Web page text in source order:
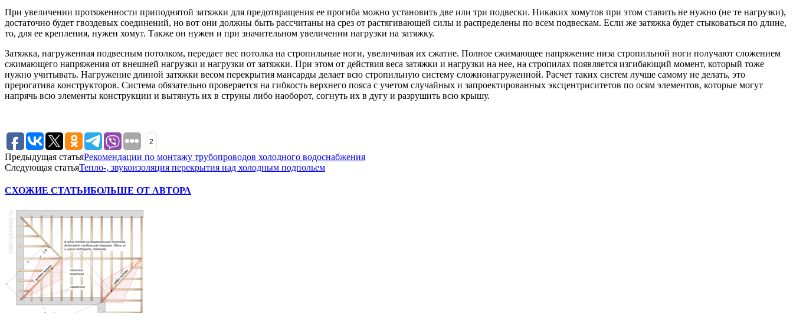
При увеличении протяженности приподнятой затяжки для предотвращения ее прогиба можно установить две или три подвески. Никаких хомутов при этом ставить не нужно (не те нагрузки),
достаточно будет гвоздевых соединений, но вот они должны быть рассчитаны на срез от растягивающей силы и распределены по всем подвескам. Если же затяжка будет стыковаться по длине,
то, для ее крепления, нужен хомут. Также он нужен и при значительном увеличении нагрузки на затяжку.
Затяжка, нагруженная подвесным потолком, передает вес потолка на стропильные ноги, увеличивая их сжатие. Полное сжимающее напряжение низа стропильной ноги получают сложением
сжимающего напряжения от внешней нагрузки и нагрузки от затяжки. При этом от действия веса затяжки и нагрузки на нее, на стропилах появляется изгибающий момент, который тоже
нужно учитывать. Нагружение длиной затяжки весом перекрытия мансарды делает всю стропильную систему сложнонагруженной. Расчет таких систем лучше самому не делать, это
прерогатива конструкторов. Система обязательно проверяется на гибкость верхнего пояса с учетом случайных и запроектированных эксцентриситетов по осям элементов, которые могут
напрячь всю элементы конструкции и вытянуть их в струны либо наоборот, согнуть их в дугу и разрушить всю крышу.
2
Предыдущая статьяРекомендации по монтажу трубопроводов холодного водоснабжения
Следующая статьяТепло-, звукоизоляция перекрытия над холодным подпольем
СХОЖИЕ СТАТЬИБОЛЬШЕ ОТ АВТОРА